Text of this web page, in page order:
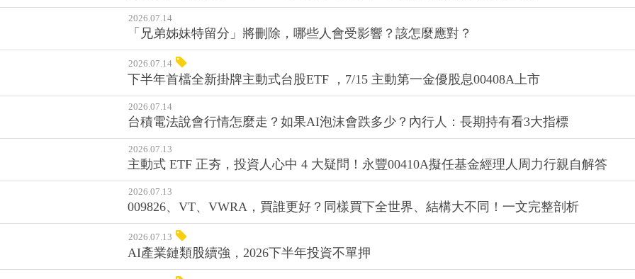
波動大、有損耗，「正2 ETF」長期一定歸零？選錯標的績效竟然相差5倍？
2026.07.14
「兄弟姊妹特留分」將刪除，哪些人會受影響？該怎麼應對？
2026.07.14
下半年首檔全新掛牌主動式台股ETF ，7/15 主動第一金優股息00408A上市
2026.07.14
台積電法說會行情怎麼走？如果AI泡沫會跌多少？內行人：長期持有看3大指標
2026.07.13
主動式 ETF 正夯，投資人心中 4 大疑問！永豐00410A擬任基金經理人周力行親自解答
2026.07.13
009826、VT、VWRA，買誰更好？同樣買下全世界、結構大不同！一文完整剖析
2026.07.13
AI產業鏈類股續強，2026下半年投資不單押